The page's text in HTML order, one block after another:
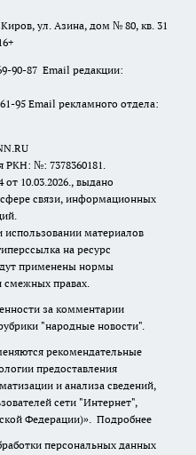
Киров, ул. Азина, дом № 80, кв. 31
90-87 Email редакции:
95 Email рекламного отдела:
№: 7378360181.
10.03.2026., выдано
связи, информационных
использовании материалов
на ресурс
применены нормы
смежных правах.
за комментарии
"народные новости".
рекомендательные
предоставления
и анализа сведений,
сети "Интернет",
Федерации)». Подробнее
персональных данных